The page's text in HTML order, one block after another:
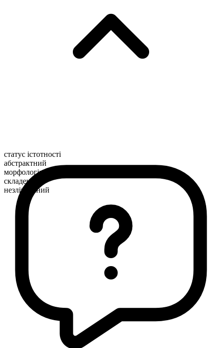
статус істотності
абстрактний
морфологічна будова
складене
незлічуваний